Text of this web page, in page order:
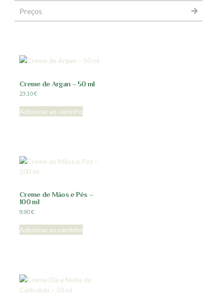
Preços
Creme de Argan – 50 ml
23,10€
Adicionar ao carrinho
Creme de Mãos e Pés –
100 ml
9,90€
Adicionar ao carrinho